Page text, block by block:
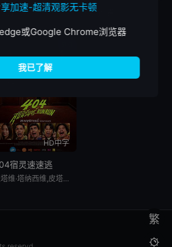
版跑男
罗杰夫,查瓦林·佩德皮里亚旺,李永钦,皮塔亚·萨丘安,塔湾·维弘可塔纳,瓦伦托恩·帕奥尼尔,平贲·帕尼同通隆,DJPuaek
泰版跑男
HD中字
宿灵速速逃
辰塔维·塔纳西维,皮塔亚·萨丘安
繁

加速-超清观影无卡顿
或Google Chrome浏览器